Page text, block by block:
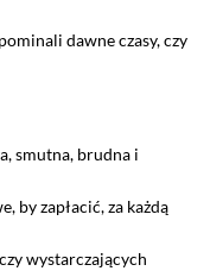
dawne czasy, czy
smutna, brudna i
by zapłacić, za każdą
wystarczających